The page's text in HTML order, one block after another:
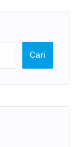
Cari